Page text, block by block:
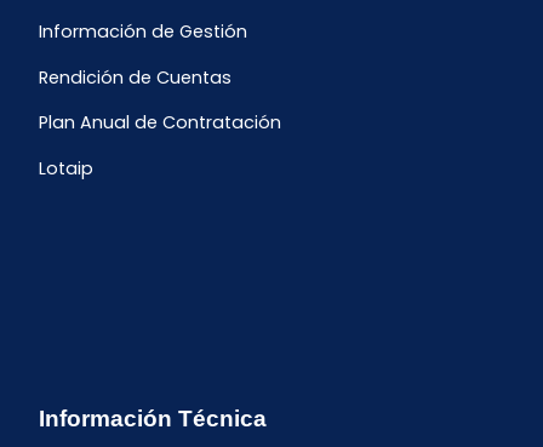
Información de Gestión
Rendición de Cuentas
Plan Anual de Contratación
Lotaip
Información Técnica